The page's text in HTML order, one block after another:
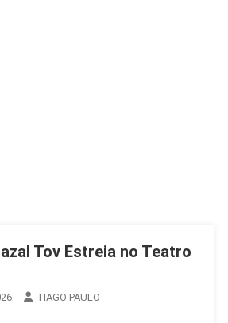
Tov Estreia no Teatro
TIAGO PAULO